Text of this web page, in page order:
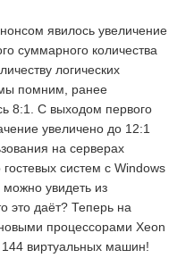
явилось увеличение
суммарного количества
логических
помним, ранее
8:1. С выходом первого
увеличено до 12:1
на серверах
систем с Windows
увидеть из
это даёт? Теперь на
процессорами Xeon
виртуальных машин!